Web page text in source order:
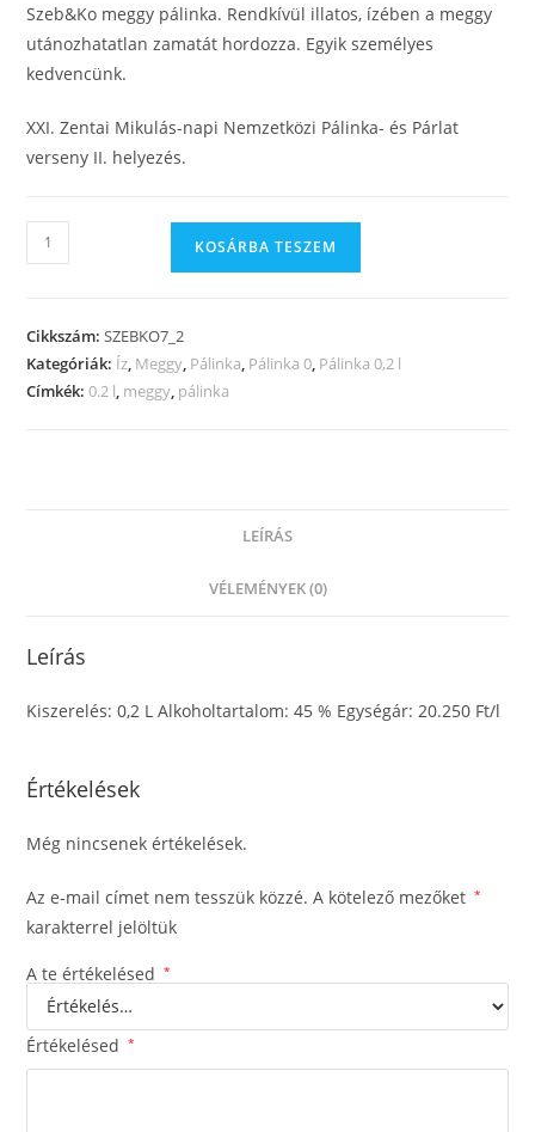
Szeb&Ko meggy pálinka. Rendkívül illatos, ízében a meggy
utánozhatatlan zamatát hordozza. Egyik személyes
kedvencünk.
XXI. Zentai Mikulás-napi Nemzetközi Pálinka- és Párlat
verseny II. helyezés.
KOSÁRBA TESZEM
Cikkszám:SZEBKO7_2
Kategóriák: Íz, Meggy, Pálinka, Pálinka 0, Pálinka 0,2 l
Címkék:0.2 l, meggy, pálinka
LEÍRÁS
VÉLEMÉNYEK (0)
Leírás
Kiszerelés: 0,2 L Alkoholtartalom: 45 % Egységár: 20.250 Ft/l
Értékelések
Még nincsenek értékelések.
Az e-mail címet nem tesszük közzé. A kötelező mezőket *
karakterrel jelöltük
A te értékelésed *
Értékelésed *